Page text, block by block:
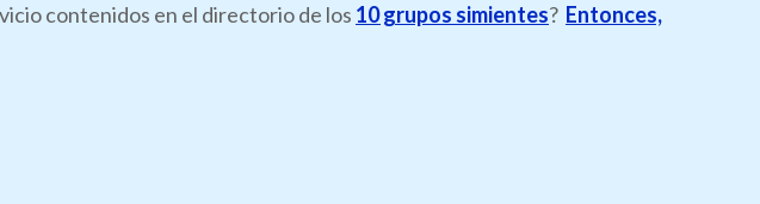
contenidos en el directorio de los 10 grupos simientes? Entonces,